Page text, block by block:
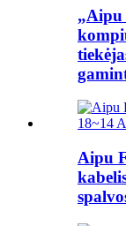
„Aipu
Aipu